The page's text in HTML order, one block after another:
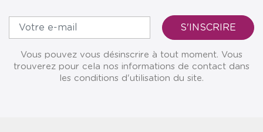
Vous pouvez vous désinscrire à tout moment. Vous
trouverez pour cela nos informations de contact dans
les conditions d'utilisation du site.